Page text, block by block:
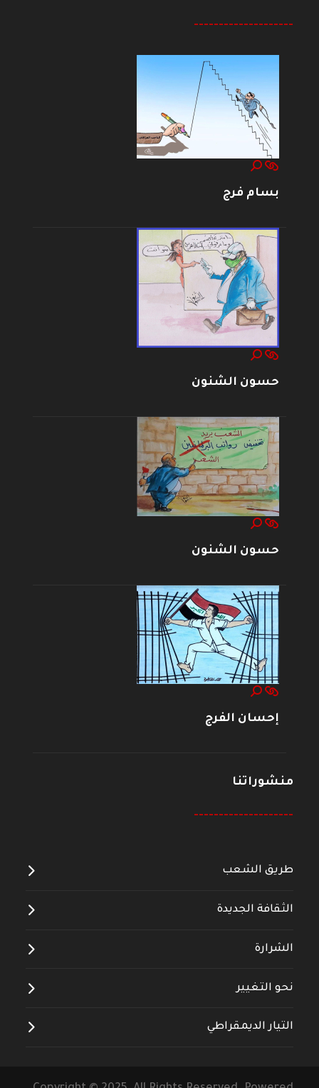
--------------------
بسام فرج
حسون الشنون
حسون الشنون
إحسان الفرج
منشوراتنا
--------------------
طريق الشعب
الثقافة الجديدة
الشرارة
نحو التغيير
التيار الديمقراطي